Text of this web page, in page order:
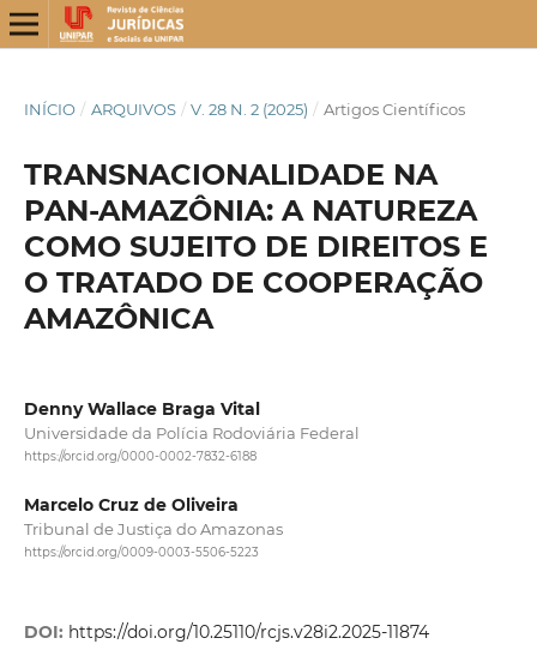
INÍCIO / ARQUIVOS / V. 28 N. 2 (2025) / Artigos Científicos
TRANSNACIONALIDADE NA
PAN-AMAZÔNIA: A NATUREZA
COMO SUJEITO DE DIREITOS E
O TRATADO DE COOPERAÇÃO
AMAZÔNICA
Denny Wallace Braga Vital
Universidade da Polícia Rodoviária Federal
https://orcid.org/0000-0002-7832-6188
Marcelo Cruz de Oliveira
Tribunal de Justiça do Amazonas
https://orcid.org/0009-0003-5506-5223
DOI: https://doi.org/10.25110/rcjs.v28i2.2025-11874